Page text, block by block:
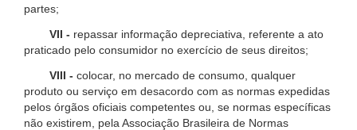
partes;
VII - repassar informação depreciativa, referente a ato
praticado pelo consumidor no exercício de seus direitos;
VIII - colocar, no mercado de consumo, qualquer
produto ou serviço em desacordo com as normas expedidas
pelos órgãos oficiais competentes ou, se normas específicas
não existirem, pela Associação Brasileira de Normas